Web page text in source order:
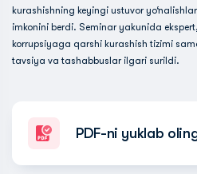
kurashishning keyingi ustuvor
imkonini berdi. Seminar yakunida
korrupsiyaga qarshi kurashish tizimi
tavsiya va tashabbuslar ilgari surildi.
PDF-ni yuklab